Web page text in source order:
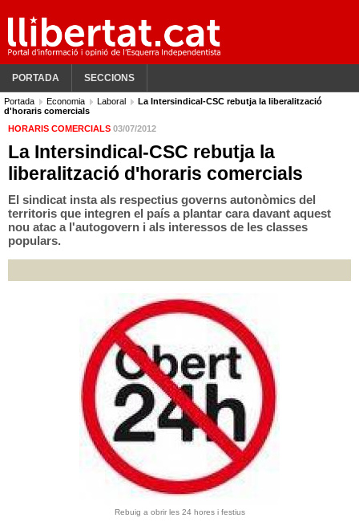
PORTADA SECCIONS
Portada Economia Laboral
La Intersindical-CSC rebutja la liberalització
d'horaris comercials
HORARIS COMERCIALS 03/07/2012
La Intersindical-CSC rebutja la
liberalització d'horaris comercials
El sindicat insta als respectius governs autonòmics del
territoris que integren el país a plantar cara davant aquest
nou atac a l'autogovern i als interessos de les classes
populars.
Rebuig a obrir les 24 hores i festius